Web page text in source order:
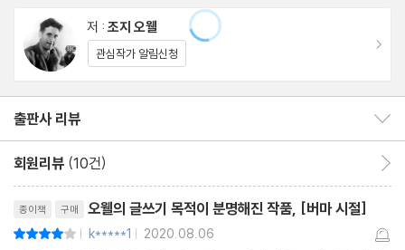
저 : 조지 오웰
관심작가 알림신청
출판사 리뷰
회원리뷰 (10건)
종이책 구매 오웰의 글쓰기 목적이 분명해진 작품, [버마 시절]
| k*****1 | 2020.08.06